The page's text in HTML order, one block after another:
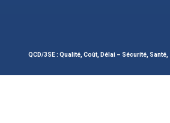
QCD/3SE : Qualité, Coût, Délai – Sécurité,